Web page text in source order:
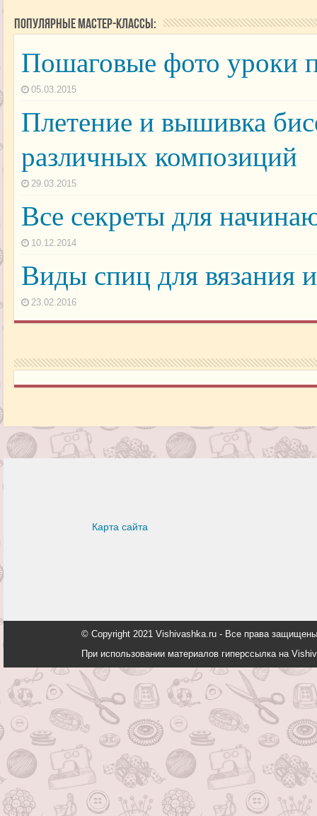
Популярные мастер-классы:
Пошаговые фото уроки
05.03.2015
Плетение и вышивка
различных композиций
29.03.2015
Все секреты для
10.12.2014
Виды спиц для вязания
23.02.2016
Карта сайта
© Copyright 2021 Vishivashka.ru - Все права
При использовании материалов гиперссылка на